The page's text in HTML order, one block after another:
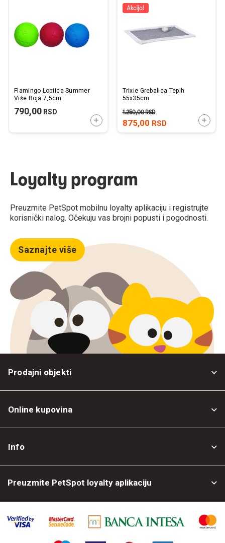
Flamingo Loptica Summer
Više Boja 7,5cm
790,00 RSD
DODAJTE U KORPU
Trixie Grebalica Tepih
55x35cm
875,00 RSD
1.250,00RSD
Loyalty program
Preuzmite PetSpot mobilnu loyalty aplikaciju i registrujte
korisnički nalog. Očekuju vas brojni popusti i pogodnosti.
Saznajte više
Prodajni objekti
Online kupovina
Info
Preuzmite PetSpot loyalty aplikaciju